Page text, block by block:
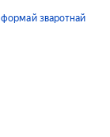
формай зваротнай